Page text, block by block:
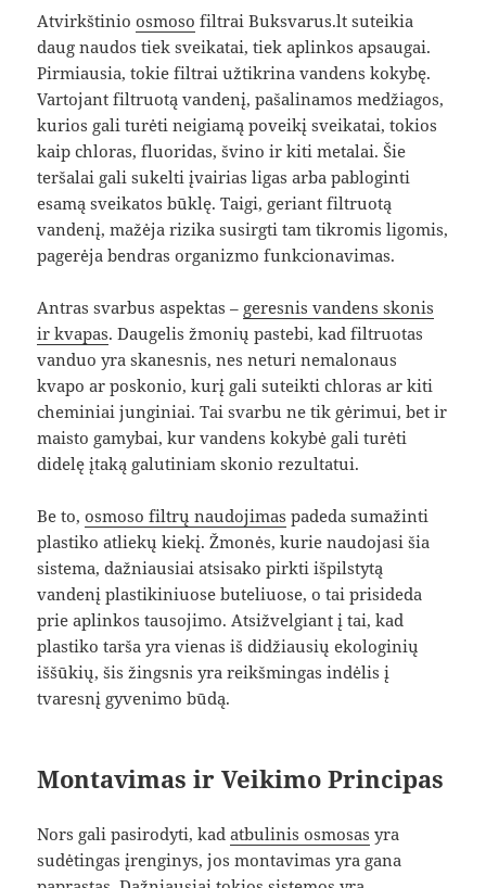
Atvirkštinioosmoso filtrai Buksvarus.lt suteikia
daug naudos tiek sveikatai, tiek aplinkos apsaugai.
Pirmiausia, tokie filtrai užtikrina vandens kokybę.
Vartojant filtruotą vandenį, pašalinamos medžiagos,
kurios gali turėti neigiamą poveikį sveikatai, tokios
kaip chloras, fluoridas, švino ir kiti metalai. Šie
teršalai gali sukelti įvairias ligas arba pabloginti
esamą sveikatos būklę. Taigi, geriant filtruotą
vandenį, mažėja rizika susirgti tam tikromis ligomis,
pagerėja bendras organizmo funkcionavimas.
Antras svarbus aspektas – geresnis vandens skonis
ir kvapas. Daugelis žmonių pastebi, kad filtruotas
vanduo yra skanesnis, nes neturi nemalonaus
kvapo ar poskonio, kurį gali suteikti chloras ar kiti
cheminiai junginiai. Tai svarbu ne tik gėrimui, bet ir
maisto gamybai, kur vandens kokybė gali turėti
didelę įtaką galutiniam skonio rezultatui.
Be to,osmoso filtrų naudojimas padeda sumažinti
plastiko atliekų kiekį. Žmonės, kurie naudojasi šia
sistema, dažniausiai atsisako pirkti išpilstytą
vandenį plastikiniuose buteliuose, o tai prisideda
prie aplinkos tausojimo. Atsižvelgiant į tai, kad
plastiko tarša yra vienas iš didžiausių ekologinių
iššūkių, šis žingsnis yra reikšmingas indėlis į
tvaresnį gyvenimo būdą.
Montavimas ir Veikimo Principas
Nors gali pasirodyti, kadatbulinis osmosas yra
sudėtingas įrenginys, jos montavimas yra gana